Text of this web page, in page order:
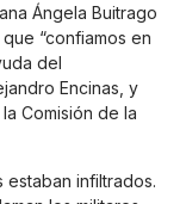
Ángela Buitrago
“confiamos en
del
Encinas, y
Comisión de la
estaban infiltrados.